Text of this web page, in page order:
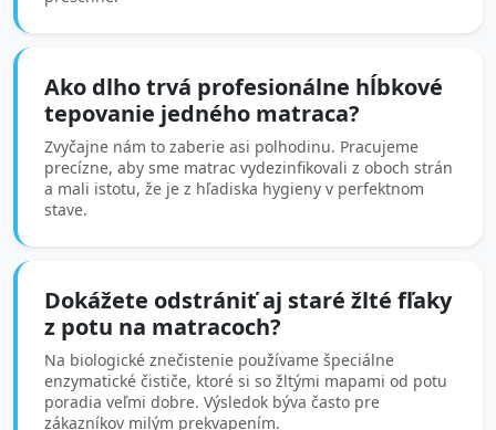
Ako dlho trvá profesionálne hĺbkové
tepovanie jedného matraca?
Zvyčajne nám to zaberie asi polhodinu. Pracujeme
precízne, aby sme matrac vydezinfikovali z oboch strán
a mali istotu, že je z hľadiska hygieny v perfektnom
stave.
Dokážete odstrániť aj staré žlté fľaky
z potu na matracoch?
Na biologické znečistenie používame špeciálne
enzymatické čističe, ktoré si so žltými mapami od potu
poradia veľmi dobre. Výsledok býva často pre
zákazníkov milým prekvapením.